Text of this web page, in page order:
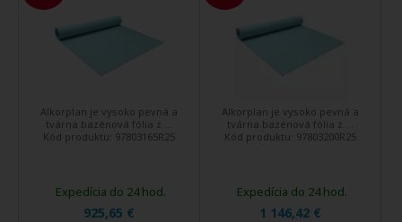
Alkorplan je vysoko pevná a
tvárna bazénová fólia z ...
Kód produktu: 97803165R25
925,65 €
Expedícia do 24 hod.
Alkorplan je vysoko pevná a
tvárna bazénová fólia z ...
Kód produktu: 97803200R25
1 146,42 €
Expedícia do 24 hod.